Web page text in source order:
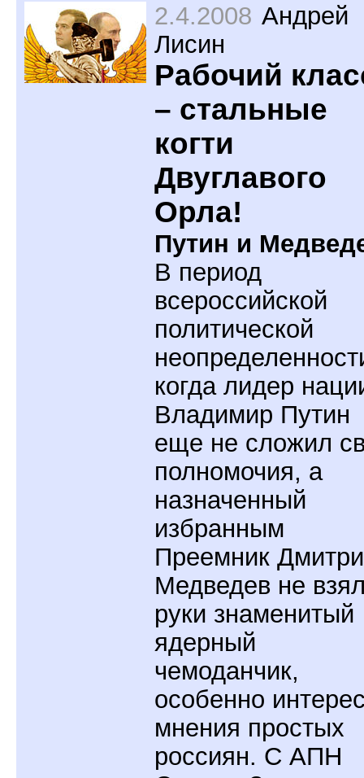
2.4.2008 Андрей
Лисин
Рабочий
– стальные
когти
Двуглавого
Орла!
Путин и
В период
всероссийской
политической
когда лидер
Владимир Путин
еще не сложил
полномочия, а
назначенный
избранным
Преемник
Медведев не
руки знаменитый
ядерный
чемоданчик,
особенно
мнения простых
россиян. С АПН